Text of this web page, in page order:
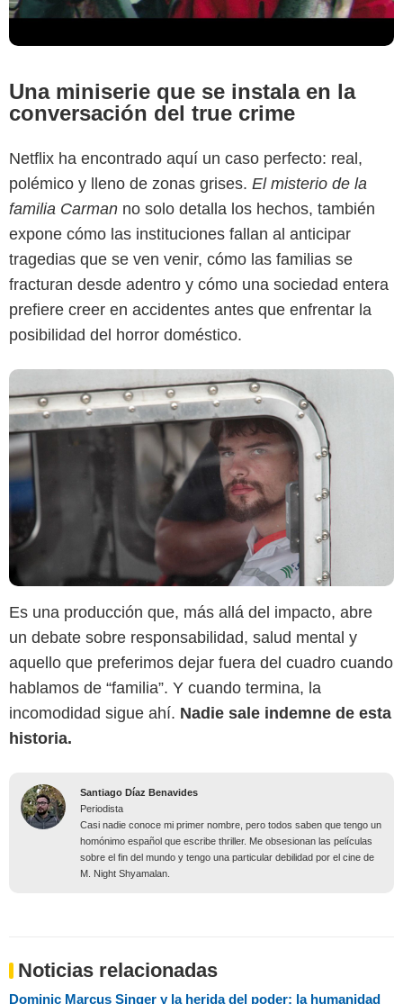
Una miniserie que se instala en la
conversación del true crime
Netflix ha encontrado aquí un caso perfecto: real,
polémico y lleno de zonas grises. El misterio de la
familia Carman no solo detalla los hechos, también
expone cómo las instituciones fallan al anticipar
tragedias que se ven venir, cómo las familias se
fracturan desde adentro y cómo una sociedad entera
prefiere creer en accidentes antes que enfrentar la
posibilidad del horror doméstico.
Netflix
Es una producción que, más allá del impacto, abre
un debate sobre responsabilidad, salud mental y
aquello que preferimos dejar fuera del cuadro cuando
hablamos de “familia”. Y cuando termina, la
incomodidad sigue ahí. Nadie sale indemne de esta
historia.
Santiago Díaz Benavides
Periodista
Casi nadie conoce mi primer nombre, pero todos saben que tengo un
homónimo español que escribe thriller. Me obsesionan las películas
sobre el fin del mundo y tengo una particular debilidad por el cine de
M. Night Shyamalan.
Noticias relacionadas
Dominic Marcus Singer y la herida del poder: la humanidad